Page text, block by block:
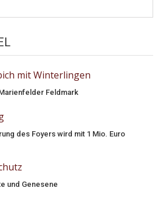
Feldmark
des Foyers wird mit 1 Mio. Euro
und Genesene